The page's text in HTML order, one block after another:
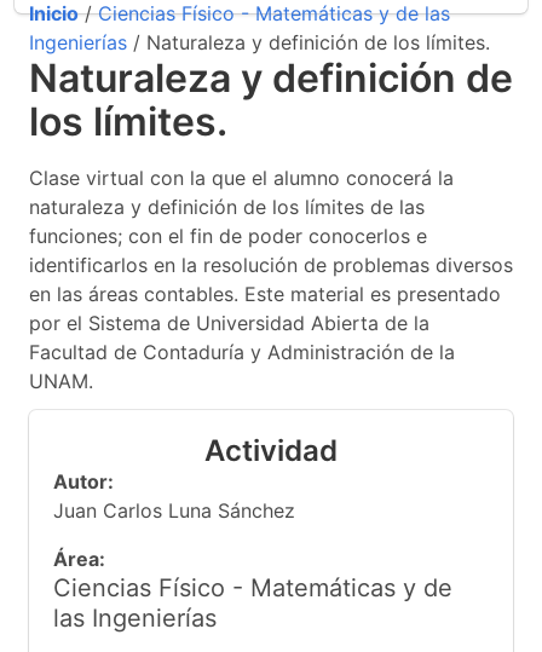
Inicio/Ciencias Físico - Matemáticas y de las
Ingenierías / Naturaleza y definición de los límites.
Naturaleza y definición de
los límites.
Clase virtual con la que el alumno conocerá la
naturaleza y definición de los límites de las
funciones; con el fin de poder conocerlos e
identificarlos en la resolución de problemas diversos
en las áreas contables. Este material es presentado
por el Sistema de Universidad Abierta de la
Facultad de Contaduría y Administración de la
UNAM.
Actividad
Autor:
Juan Carlos Luna Sánchez
Área:
Ciencias Físico - Matemáticas y de
las Ingenierías